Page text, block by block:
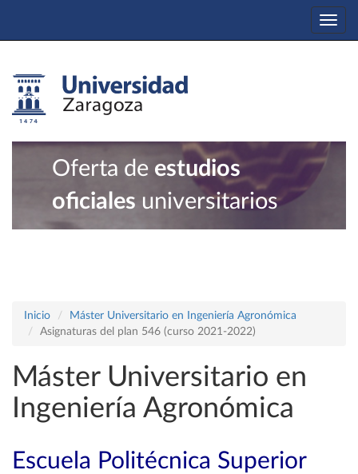
Oferta de estudios
oficiales universitarios
Inicio
Máster Universitario en Ingeniería Agronómica
Asignaturas del plan 546 (curso 2021-2022)
Máster Universitario en
Ingeniería Agronómica
Escuela Politécnica Superior